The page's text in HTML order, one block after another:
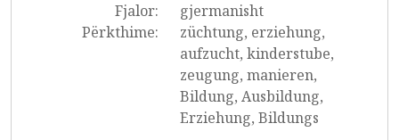
Fjalor:
gjermanisht
Përkthime:
züchtung, erziehung,
aufzucht, kinderstube,
zeugung, manieren,
Bildung, Ausbildung,
Erziehung, Bildungs